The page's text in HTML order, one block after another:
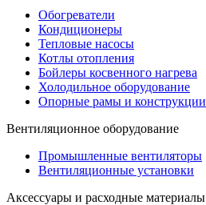
Обогреватели
Кондиционеры
Тепловые насосы
Котлы отопления
Бойлеры косвенного нагрева
Холодильное оборудование
Опорные рамы и конструкции
Вентиляционное оборудование
Промышленные вентиляторы
Вентиляционные установки
Аксессуары и расходные материалы